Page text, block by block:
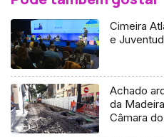
Cimeira
e
Achado
da
Câmara